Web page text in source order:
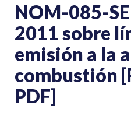
NOM-085-
2011 sobre
emisión a la
combustión
PDF]